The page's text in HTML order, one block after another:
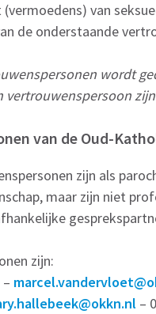
van
de onderstaande
wordt
vertrouwenspersoon
van de Oud-
zijn als
maar zijn niet
zijn:
–